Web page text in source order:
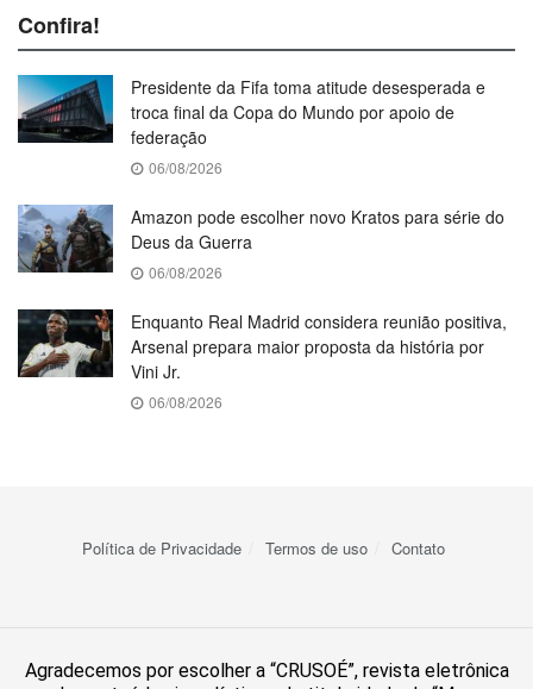
Confira!
Presidente da Fifa toma atitude desesperada e
troca final da Copa do Mundo por apoio de
federação
06/08/2026
Amazon pode escolher novo Kratos para série do
Deus da Guerra
06/08/2026
Enquanto Real Madrid considera reunião positiva,
Arsenal prepara maior proposta da história por
Vini Jr.
06/08/2026
Política de Privacidade Termos de uso Contato
Agradecemos por escolher a “CRUSOÉ”, revista eletrônica